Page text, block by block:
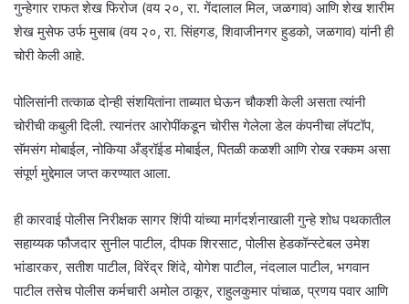
गुन्हेगार राफत शेख फिरोज (वय २०, रा. गेंदालाल मिल, जळगाव) आणि शेख शारीम
शेख मुसेफ उर्फ मुसाब (वय २०, रा. सिंहगड, शिवाजीनगर हुडको, जळगाव) यांनी ही
चोरी केली आहे.
पोलिसांनी तत्काळ दोन्ही संशयितांना ताब्यात घेऊन चौकशी केली असता त्यांनी
चोरीची कबुली दिली. त्यानंतर आरोपींकडून चोरीस गेलेला डेल कंपनीचा लॅपटॉप,
सॅमसंग मोबाईल, नोकिया अँड्रॉईड मोबाईल, पितळी कळशी आणि रोख रक्कम असा
संपूर्ण मुद्देमाल जप्त करण्यात आला.
ही कारवाई पोलीस निरीक्षक सागर शिंपी यांच्या मार्गदर्शनाखाली गुन्हे शोध पथकातील
सहाय्यक फौजदार सुनील पाटील, दीपक शिरसाट, पोलीस हेडकॉन्स्टेबल उमेश
भांडारकर, सतीश पाटील, विरेंद्र शिंदे, योगेश पाटील, नंदलाल पाटील, भगवान
पाटील तसेच पोलीस कर्मचारी अमोल ठाकूर, राहुलकुमार पांचाळ, प्रणय पवार आणि